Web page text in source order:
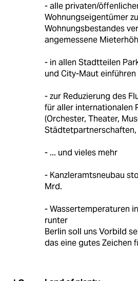
- alle privaten/
Wohnungseigentümer
Wohnungsbestandes
angemessene
- in allen Stadtteilen
und City-Maut einführen
- zur Reduzierung des
für aller internationalen
(Orchester, Theater,
Städtetpartnerschaften,
- ... und vieles mehr
- Kanzleramtsneubau
Mrd.
- Wassertemperaturen
runter
Berlin soll uns Vorbild
das eine gutes Zeichen